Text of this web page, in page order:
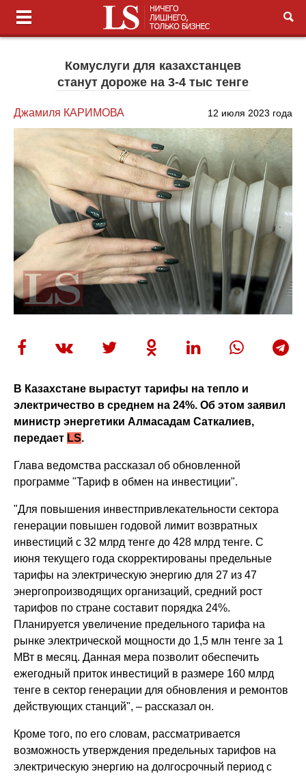
Комуслуги для казахстанцев
станут дороже на 3-4 тыс тенге
Джамиля КАРИМОВА 12 июля 2023 года
В Казахстане вырастут тарифы на тепло и
электричество в среднем на 24%. Об этом заявил
министр энергетики Алмасадам Саткалиев,
передает LS.
Глава ведомства рассказал об обновленной
программе "Тариф в обмен на инвестиции".
"Для повышения инвестпривлекательности сектора
генерации повышен годовой лимит возвратных
инвестиций с 32 млрд тенге до 428 млрд тенге. С
июня текущего года скорректированы предельные
тарифы на электрическую энергию для 27 из 47
энергопроизводящих организаций, средний рост
тарифов по стране составит порядка 24%.
Планируется увеличение предельного тарифа на
рынке электрической мощности до 1,5 млн тенге за 1
МВт в месяц. Данная мера позволит обеспечить
ежегодный приток инвестиций в размере 160 млрд
тенге в сектор генерации для обновления и ремонтов
действующих станций", – рассказал он.
Кроме того, по его словам, рассматривается
возможность утверждения предельных тарифов на
электрическую энергию на долгосрочный период с